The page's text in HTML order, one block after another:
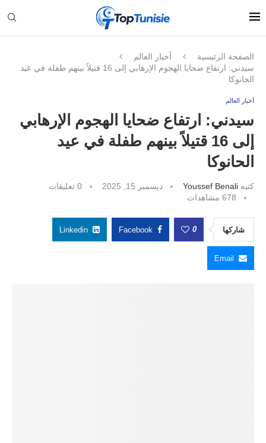
الصفحة الرئيسية
أخبار العالم
سيدني: ارتفاع ضحايا الهجوم الإرهابي إلى 16 قتيلاً بينهم طفلة في عيد
الحانوكا
أخبار العالم
سيدني: ارتفاع ضحايا الهجوم الإرهابي
إلى 16 قتيلاً بينهم طفلة في عيد
الحانوكا
كتبه Youssef Benali ديسمبر 15, 2025
0 تعليقات
678 مشاهدات
شاركها 0
Facebook
Linkedin
Email